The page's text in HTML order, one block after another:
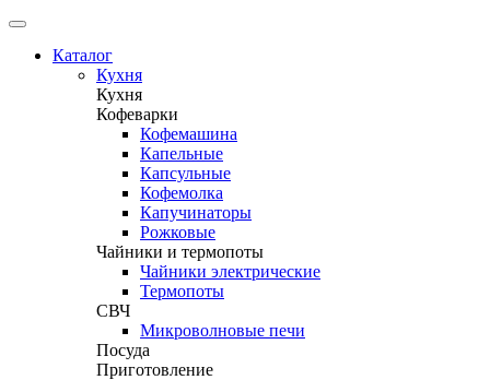
Каталог
Кухня
Кухня
Кофеварки
Кофемашина
Капельные
Капсульные
Кофемолка
Капучинаторы
Рожковые
Чайники и термопоты
Чайники электрические
Термопоты
СВЧ
Микроволновые печи
Посуда
Приготовление